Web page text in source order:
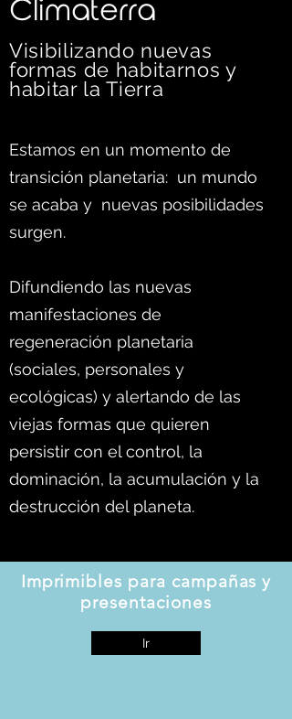
C limaterra
Visibilizando nuevas
formas de habitarnos y
habitar la Tierra
Estamos en un momento de
transición planetaria: un mundo
se acaba y nuevas posibilidades
surgen.
Difundiendo las nuevas
manifestaciones de
regeneración planetaria
(sociales, personales y
ecológicas) y alertando de las
viejas formas que quieren
persistir con el control, la
dominación, la acumulación y la
destrucción del planeta.
Imprimibles para campañas y
presentaciones
Ir